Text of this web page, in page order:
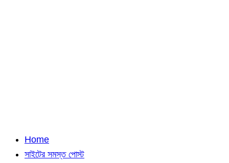
Home
সাইটের সমস্ত পোস্ট